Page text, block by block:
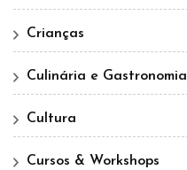
Crianças
Culinária e Gastronomia
Cultura
Cursos & Workshops